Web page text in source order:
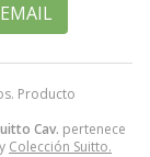
Producto
Cav. pertenece
Colección Suitto.